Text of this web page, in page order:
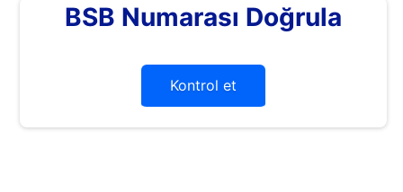
BSB Numarası Doğrula
Kontrol et